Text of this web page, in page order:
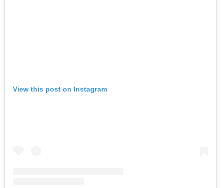
View this post on Instagram